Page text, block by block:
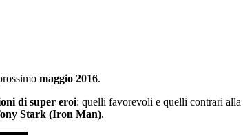
maggio 2016.
di super eroi: quelli favorevoli e quelli contrari alla
Stark (Iron Man).